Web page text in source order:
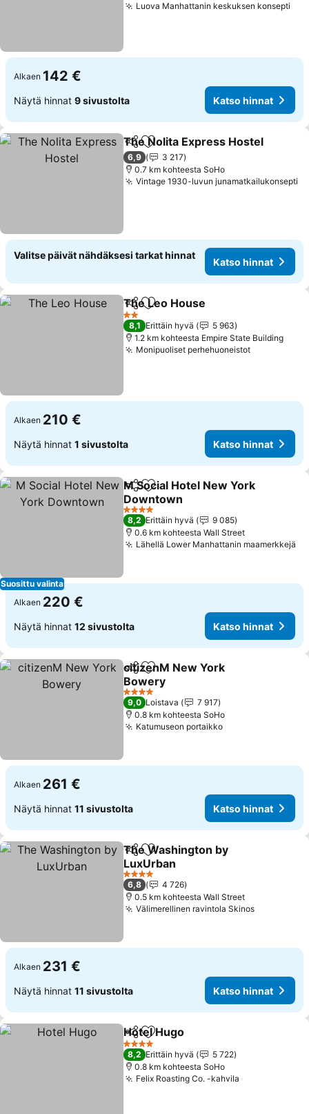
Luova Manhattanin keskuksen konsepti
Alkaen 142 €
Näytä hinnat 9 sivustolta Katso hinnat
Jaa Lisää suosikkeihin
The Nolita Express Hostel
6,9
3 217
0.7 km kohteesta SoHo
Vintage 1930-luvun junamatkailukonsepti
Valitse päivät nähdäksesi tarkat hinnat
Katso hinnat
Jaa Lisää suosikkeihin
The Leo House
2 Tähtiluokitus
8,1 Erittäin hyvä
5 963
1.2 km kohteesta Empire State Building
Monipuoliset perhehuoneistot
Alkaen 210 €
Näytä hinnat 1 sivustolta Katso hinnat
Suosittu valinta
Jaa Lisää suosikkeihin
M Social Hotel New York
Downtown
4 Tähtiluokitus
8,2 Erittäin hyvä
9 085
0.6 km kohteesta Wall Street
Lähellä Lower Manhattanin maamerkkejä
Alkaen 220 €
Näytä hinnat 12 sivustolta Katso hinnat
Jaa Lisää suosikkeihin
citizenM New York
Bowery
4 Tähtiluokitus
9,0 Loistava
7 917
0.8 km kohteesta SoHo
Katumuseon portaikko
Alkaen 261 €
Näytä hinnat 11 sivustolta Katso hinnat
Jaa Lisää suosikkeihin
The Washington by
LuxUrban
4 Tähtiluokitus
6,8
4 726
0.5 km kohteesta Wall Street
Välimerellinen ravintola Skinos
Alkaen 231 €
Näytä hinnat 11 sivustolta Katso hinnat
Jaa Lisää suosikkeihin
Hotel Hugo
4 Tähtiluokitus
8,2 Erittäin hyvä
5 722
0.8 km kohteesta SoHo
Felix Roasting Co. -kahvila